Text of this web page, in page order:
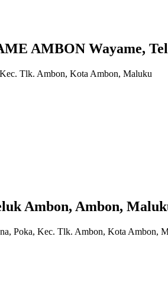
AMBON Wayame,
Tlk. Ambon, Kota Ambon, Maluku
Ambon, Ambon,
Poka, Kec. Tlk. Ambon, Kota Ambon,